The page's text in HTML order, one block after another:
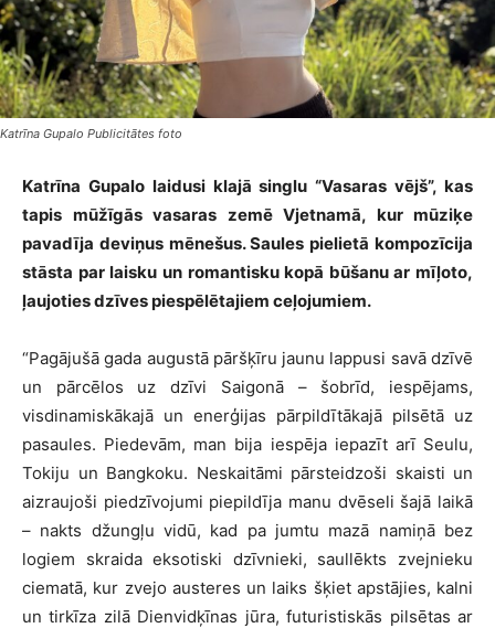
Katrīna Gupalo Publicitātes foto
Katrīna Gupalo laidusi klajā singlu “Vasaras vējš”, kas
tapis mūžīgās vasaras zemē Vjetnamā, kur mūziķe
pavadīja deviņus mēnešus. Saules pielietā kompozīcija
stāsta par laisku un romantisku kopā būšanu ar mīļoto,
ļaujoties dzīves piespēlētajiem ceļojumiem.
“Pagājušā gada augustā pāršķīru jaunu lappusi savā dzīvē
un pārcēlos uz dzīvi Saigonā – šobrīd, iespējams,
visdinamiskākajā un enerģijas pārpildītākajā pilsētā uz
pasaules. Piedevām, man bija iespēja iepazīt arī Seulu,
Tokiju un Bangkoku. Neskaitāmi pārsteidzoši skaisti un
aizraujoši piedzīvojumi piepildīja manu dvēseli šajā laikā
– nakts džungļu vidū, kad pa jumtu mazā namiņā bez
logiem skraida eksotiski dzīvnieki, saullēkts zvejnieku
ciematā, kur zvejo austeres un laiks šķiet apstājies, kalni
un tirkīza zilā Dienvidķīnas jūra, futuristiskās pilsētas ar